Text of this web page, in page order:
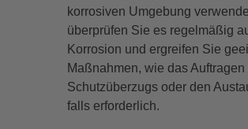
korrosiven Umgebung
überprüfen Sie es regelmäßig
Korrosion und ergreifen Sie
Maßnahmen, wie das
Schutzüberzugs oder den
falls erforderlich.